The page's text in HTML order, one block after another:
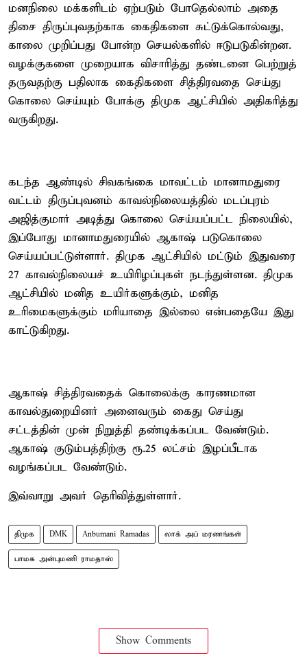
மனநிலை மக்களிடம் ஏற்படும் போதெல்லாம் அதை
திசை திருப்புவதற்காக கைதிகளை சுட்டுக்கொல்வது,
காலை முறிப்பது போன்ற செயல்களில் ஈடுபடுகின்றன.
வழக்குகளை முறையாக விசாரித்து தண்டனை பெற்றுத்
தருவதற்கு பதிலாக கைதிகளை சித்திரவதை செய்து
கொலை செய்யும் போக்கு திமுக ஆட்சியில் அதிகரித்து
வருகிறது.
கடந்த ஆண்டில் சிவகங்கை மாவட்டம் மானாமதுரை
வட்டம் திருப்புவனம் காவல்நிலையத்தில் மடப்புரம்
அஜித்குமார் அடித்து கொலை செய்யப்பட்ட நிலையில்,
இப்போது மானாமதுரையில் ஆகாஷ் படுகொலை
செய்யப்பட்டுள்ளார். திமுக ஆட்சியில் மட்டும் இதுவரை
27 காவல்நிலையச் உயிரிழப்புகள் நடந்துள்ளன. திமுக
ஆட்சியில் மனித உயிர்களுக்கும், மனித
உரிமைகளுக்கும் மரியாதை இல்லை என்பதையே இது
காட்டுகிறது.
ஆகாஷ் சித்திரவதைக் கொலைக்கு காரணமான
காவல்துறையினர் அனைவரும் கைது செய்து
சட்டத்தின் முன் நிறுத்தி தண்டிக்கப்பட வேண்டும்.
ஆகாஷ் குடும்பத்திற்கு ரூ.25 லட்சம் இழப்பீடாக
வழங்கப்பட வேண்டும்.
இவ்வாறு அவர் தெரிவித்துள்ளார்.
திமுக DMK Anbumani Ramadas லாக் அப் மரணங்கள்
பாமக அன்புமணி ராமதாஸ்
Show Comments